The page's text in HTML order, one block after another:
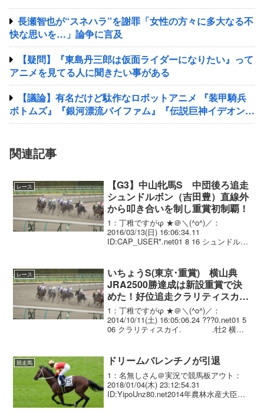
長瀬智也が“スネハラ”を謝罪「女性の方々に多大なる不
快な思いを…」論争に言及
【疑問】『東島丹三郎は仮面ライダーになりたい』って
アニメを見てる人に聞きたい事がある
【議論】有名だけど駄作なロボットアニメ 『装甲騎兵
ボトムズ』『銀河漂流バイファム』『伝説巨神イデオン』
『超獣機神ダンクーガ』『銀河疾風サスライガー』
関連記事
レース
【G3】中山牝馬S 中団後ろ追走
シュンドルボン（吉田豊）直線外
から叩き合いを制し重賞初制覇！
1：丁稚ですがφ ★＠＼(^o^)／：
2016/03/13(日) 16:06:34.11
ID:CAP_USER*.net01 8 16 シュンドルボ
レース
いちょうS(東京･重賞) 横山典
JRA2500勝達成は新設重賞で決
めた！好位追走クラリティスカ
イ、直線で抜け出しコースRで快
勝！
1：丁稚ですがφ ★＠＼(^o^)／：
2014/10/11(土) 16:05:06.24 ???0.net01 5
06 クラリティスカイ. .牡2 横山
競走馬 ドリームバレンチノが引退
1：名無しさん＠実況で競馬板アウト：
2018/01/04(木) 23:12:54.31
ID:YipoUnz80.net2014年農林水産大臣賞